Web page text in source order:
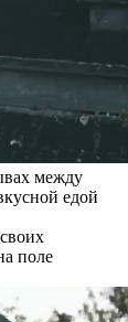
между
едой
поле